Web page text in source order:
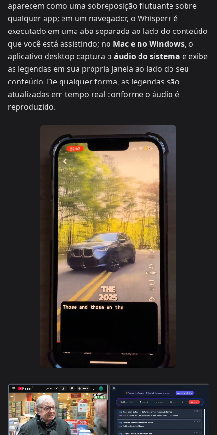
aparecem como uma sobreposição flutuante sobre
qualquer app; em um navegador, o Whisperr é
executado em uma aba separada ao lado do conteúdo
que você está assistindo; no Mac e no Windows, o
aplicativo desktop captura o áudio do sistema e exibe
as legendas em sua própria janela ao lado do seu
conteúdo. De qualquer forma, as legendas são
atualizadas em tempo real conforme o áudio é
reproduzido.